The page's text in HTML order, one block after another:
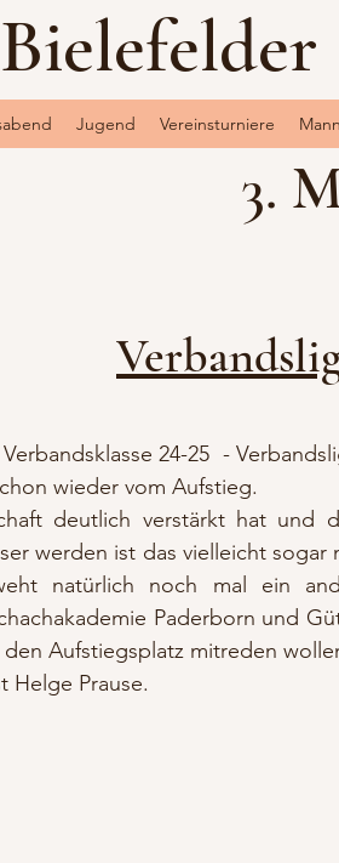
Bielefelder
Jugend Vereinsturniere
3.
24-25 -
wieder vom Aufstieg.
deutlich verstärkt hat und
werden ist das vielleicht sogar
natürlich noch mal ein
Paderborn und
Aufstiegsplatz mitreden
Helge Prause.